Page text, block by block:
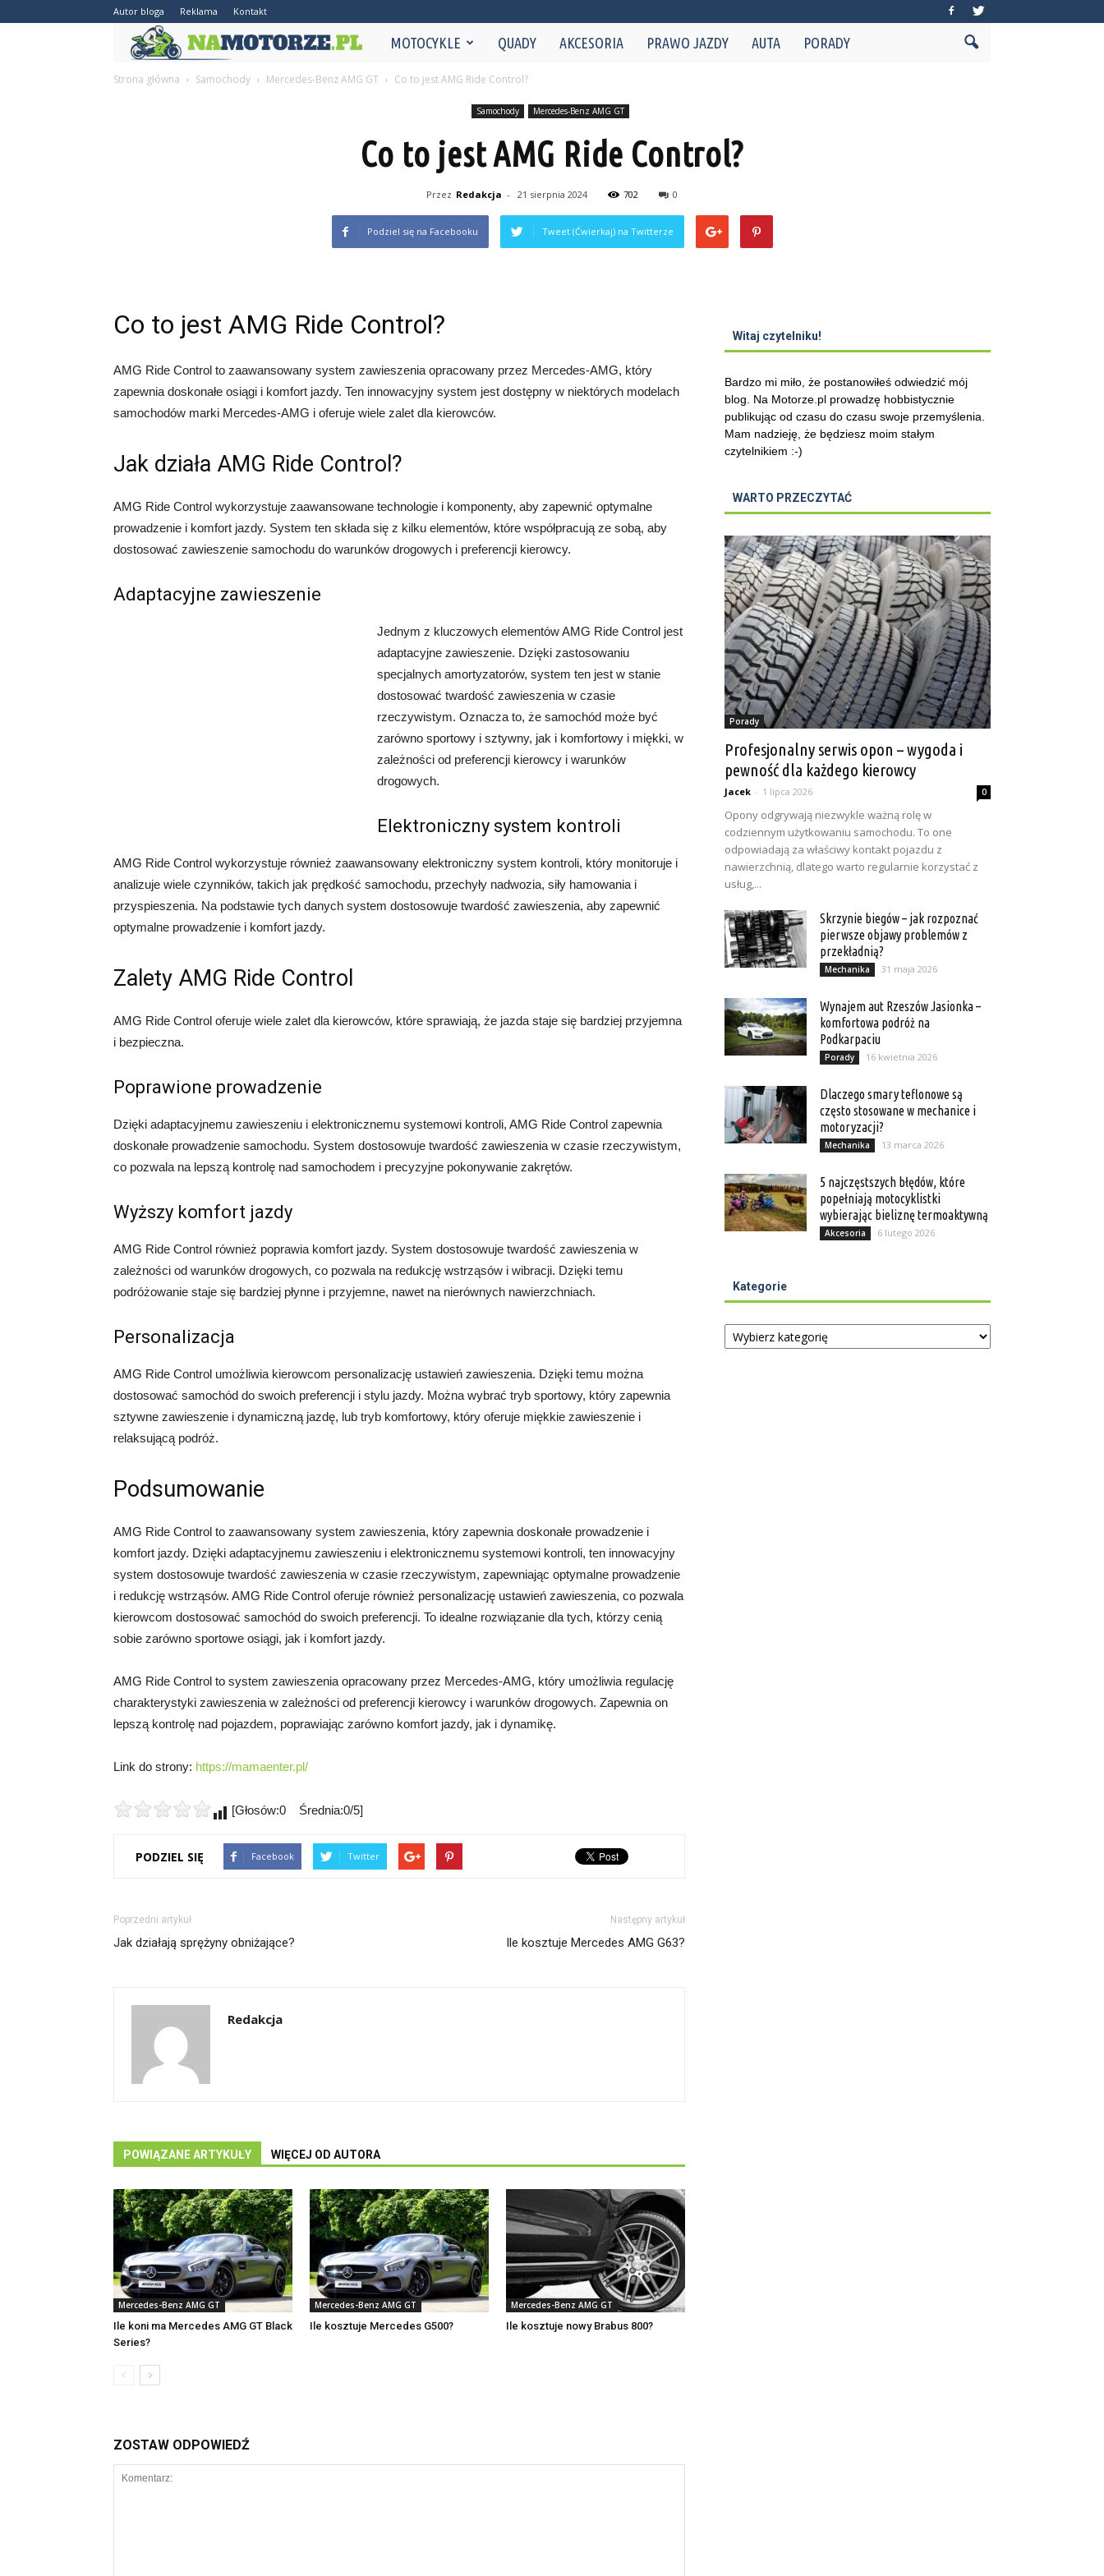
Autor bloga Reklama Kontakt
NaMotorze.pl
MOTOCYKLE QUADY AKCESORIA PRAWO JAZDY AUTA PORADY
Strona główna Samochody Mercedes-Benz AMG GT Co to jest AMG Ride Control?
Samochody Mercedes-Benz AMG GT
Co to jest AMG Ride Control?
Przez Redakcja - 21 sierpnia 2024 702 0
Podziel się na Facebooku Tweet (Ćwierkaj) na Twitterze
Co to jest AMG Ride Control?
AMG Ride Control to zaawansowany system zawieszenia opracowany przez Mercedes-AMG, który
zapewnia doskonałe osiągi i komfort jazdy. Ten innowacyjny system jest dostępny w niektórych modelach
samochodów marki Mercedes-AMG i oferuje wiele zalet dla kierowców.
Jak działa AMG Ride Control?
AMG Ride Control wykorzystuje zaawansowane technologie i komponenty, aby zapewnić optymalne
prowadzenie i komfort jazdy. System ten składa się z kilku elementów, które współpracują ze sobą, aby
dostosować zawieszenie samochodu do warunków drogowych i preferencji kierowcy.
Adaptacyjne zawieszenie
Jednym z kluczowych elementów AMG Ride Control jest
adaptacyjne zawieszenie. Dzięki zastosowaniu
specjalnych amortyzatorów, system ten jest w stanie
dostosować twardość zawieszenia w czasie
rzeczywistym. Oznacza to, że samochód może być
zarówno sportowy i sztywny, jak i komfortowy i miękki, w
zależności od preferencji kierowcy i warunków
drogowych.
Elektroniczny system kontroli
AMG Ride Control wykorzystuje również zaawansowany elektroniczny system kontroli, który monitoruje i
analizuje wiele czynników, takich jak prędkość samochodu, przechyły nadwozia, siły hamowania i
przyspieszenia. Na podstawie tych danych system dostosowuje twardość zawieszenia, aby zapewnić
optymalne prowadzenie i komfort jazdy.
Zalety AMG Ride Control
AMG Ride Control oferuje wiele zalet dla kierowców, które sprawiają, że jazda staje się bardziej przyjemna
i bezpieczna.
Poprawione prowadzenie
Dzięki adaptacyjnemu zawieszeniu i elektronicznemu systemowi kontroli, AMG Ride Control zapewnia
doskonałe prowadzenie samochodu. System dostosowuje twardość zawieszenia w czasie rzeczywistym,
co pozwala na lepszą kontrolę nad samochodem i precyzyjne pokonywanie zakrętów.
Wyższy komfort jazdy
AMG Ride Control również poprawia komfort jazdy. System dostosowuje twardość zawieszenia w
zależności od warunków drogowych, co pozwala na redukcję wstrząsów i wibracji. Dzięki temu
podróżowanie staje się bardziej płynne i przyjemne, nawet na nierównych nawierzchniach.
Personalizacja
AMG Ride Control umożliwia kierowcom personalizację ustawień zawieszenia. Dzięki temu można
dostosować samochód do swoich preferencji i stylu jazdy. Można wybrać tryb sportowy, który zapewnia
sztywne zawieszenie i dynamiczną jazdę, lub tryb komfortowy, który oferuje miękkie zawieszenie i
relaksującą podróż.
Podsumowanie
AMG Ride Control to zaawansowany system zawieszenia, który zapewnia doskonałe prowadzenie i
komfort jazdy. Dzięki adaptacyjnemu zawieszeniu i elektronicznemu systemowi kontroli, ten innowacyjny
system dostosowuje twardość zawieszenia w czasie rzeczywistym, zapewniając optymalne prowadzenie
i redukcję wstrząsów. AMG Ride Control oferuje również personalizację ustawień zawieszenia, co pozwala
kierowcom dostosować samochód do swoich preferencji. To idealne rozwiązanie dla tych, którzy cenią
sobie zarówno sportowe osiągi, jak i komfort jazdy.
AMG Ride Control to system zawieszenia opracowany przez Mercedes-AMG, który umożliwia regulację
charakterystyki zawieszenia w zależności od preferencji kierowcy i warunków drogowych. Zapewnia on
lepszą kontrolę nad pojazdem, poprawiając zarówno komfort jazdy, jak i dynamikę.
Link do strony: https://mamaenter.pl/
[Głosów:0 Średnia:0/5]
PODZIEL SIĘ Facebook Twitter
Poprzedni artykuł
Jak działają sprężyny obniżające?
Następny artykuł
Ile kosztuje Mercedes AMG G63?
Redakcja
POWIĄZANE ARTYKUŁY WIĘCEJ OD AUTORA
Mercedes-Benz AMG GT
Ile koni ma Mercedes AMG GT Black
Series?
Mercedes-Benz AMG GT
Ile kosztuje Mercedes G500?
Mercedes-Benz AMG GT
Ile kosztuje nowy Brabus 800?
ZOSTAW ODPOWIEDŹ
Witaj czytelniku!
Bardzo mi miło, że postanowiłeś odwiedzić mój
blog. Na Motorze.pl prowadzę hobbistycznie
publikując od czasu do czasu swoje przemyślenia.
Mam nadzieję, że będziesz moim stałym
czytelnikiem :-)
WARTO PRZECZYTAĆ
Porady
Profesjonalny serwis opon – wygoda i
pewność dla każdego kierowcy
Jacek - 1 lipca 2026 0
Opony odgrywają niezwykle ważną rolę w
codziennym użytkowaniu samochodu. To one
odpowiadają za właściwy kontakt pojazdu z
nawierzchnią, dlatego warto regularnie korzystać z
usług,...
Skrzynie biegów – jak rozpoznać
pierwsze objawy problemów z
przekładnią?
Mechanika 31 maja 2026
Wynajem aut Rzeszów Jasionka –
komfortowa podróż na
Podkarpaciu
Porady 16 kwietnia 2026
Dlaczego smary teflonowe są
często stosowane w mechanice i
motoryzacji?
Mechanika 13 marca 2026
5 najczęstszych błędów, które
popełniają motocyklistki
wybierając bieliznę termoaktywną
Akcesoria 6 lutego 2026
Kategorie
Kategorie